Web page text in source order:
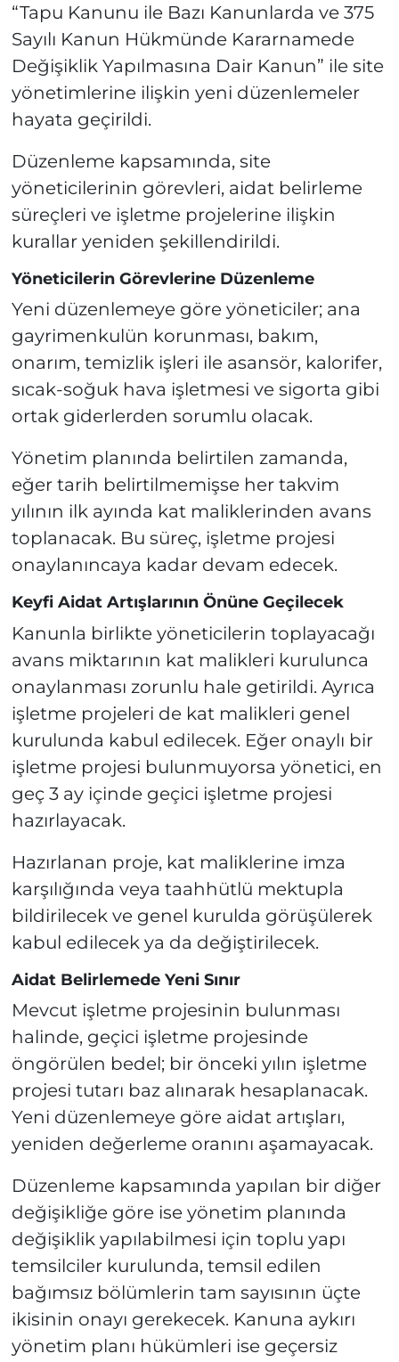
“Tapu Kanunu ile Bazı Kanunlarda ve 375
Sayılı Kanun Hükmünde Kararnamede
Değişiklik Yapılmasına Dair Kanun” ile site
yönetimlerine ilişkin yeni düzenlemeler
hayata geçirildi.
Düzenleme kapsamında, site
yöneticilerinin görevleri, aidat belirleme
süreçleri ve işletme projelerine ilişkin
kurallar yeniden şekillendirildi.
Yöneticilerin Görevlerine Düzenleme
Yeni düzenlemeye göre yöneticiler; ana
gayrimenkulün korunması, bakım,
onarım, temizlik işleri ile asansör, kalorifer,
sıcak-soğuk hava işletmesi ve sigorta gibi
ortak giderlerden sorumlu olacak.
Yönetim planında belirtilen zamanda,
eğer tarih belirtilmemişse her takvim
yılının ilk ayında kat maliklerinden avans
toplanacak. Bu süreç, işletme projesi
onaylanıncaya kadar devam edecek.
Keyfi Aidat Artışlarının Önüne Geçilecek
Kanunla birlikte yöneticilerin toplayacağı
avans miktarının kat malikleri kurulunca
onaylanması zorunlu hale getirildi. Ayrıca
işletme projeleri de kat malikleri genel
kurulunda kabul edilecek. Eğer onaylı bir
işletme projesi bulunmuyorsa yönetici, en
geç 3 ay içinde geçici işletme projesi
hazırlayacak.
Hazırlanan proje, kat maliklerine imza
karşılığında veya taahhütlü mektupla
bildirilecek ve genel kurulda görüşülerek
kabul edilecek ya da değiştirilecek.
Aidat Belirlemede Yeni Sınır
Mevcut işletme projesinin bulunması
halinde, geçici işletme projesinde
öngörülen bedel; bir önceki yılın işletme
projesi tutarı baz alınarak hesaplanacak.
Yeni düzenlemeye göre aidat artışları,
yeniden değerleme oranını aşamayacak.
Düzenleme kapsamında yapılan bir diğer
değişikliğe göre ise yönetim planında
değişiklik yapılabilmesi için toplu yapı
temsilciler kurulunda, temsil edilen
bağımsız bölümlerin tam sayısının üçte
ikisinin onayı gerekecek. Kanuna aykırı
yönetim planı hükümleri ise geçersiz